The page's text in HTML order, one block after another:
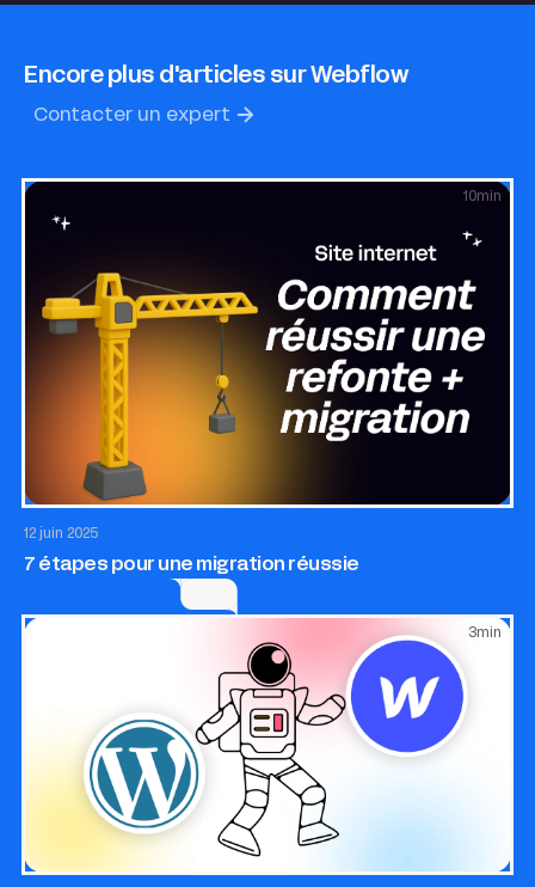
Encore plus d'articles sur Webflow
Contacter un expert
12 juin 2025
7 étapes pour une migration réussie
10 min
3 min